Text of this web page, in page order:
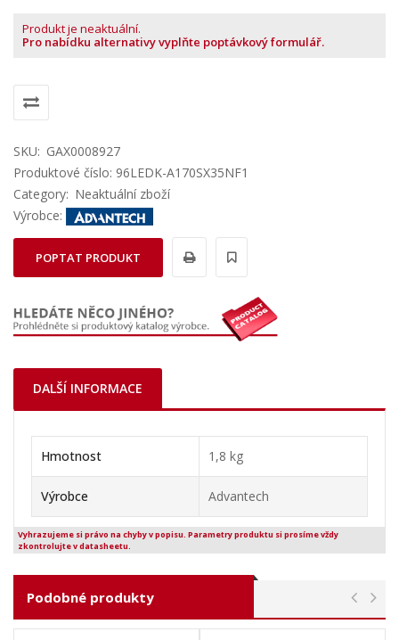
Produkt je neaktuální.
Pro nabídku alternativy vyplňte poptávkový formulář.
SKU: GAX0008927
Produktové číslo: 96LEDK-A170SX35NF1
Category: Neaktuální zboží
Výrobce:
POPTAT PRODUKT
DALŠÍ INFORMACE
Hmotnost 1,8 kg
Výrobce Advantech
Vyhrazujeme si právo na chyby v popisu. Parametry produktu si prosíme vždy
zkontrolujte v datasheetu.
Podobné produkty